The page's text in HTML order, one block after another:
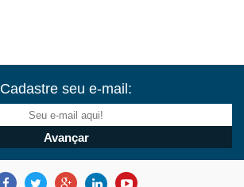
Cadastre seu e-mail: